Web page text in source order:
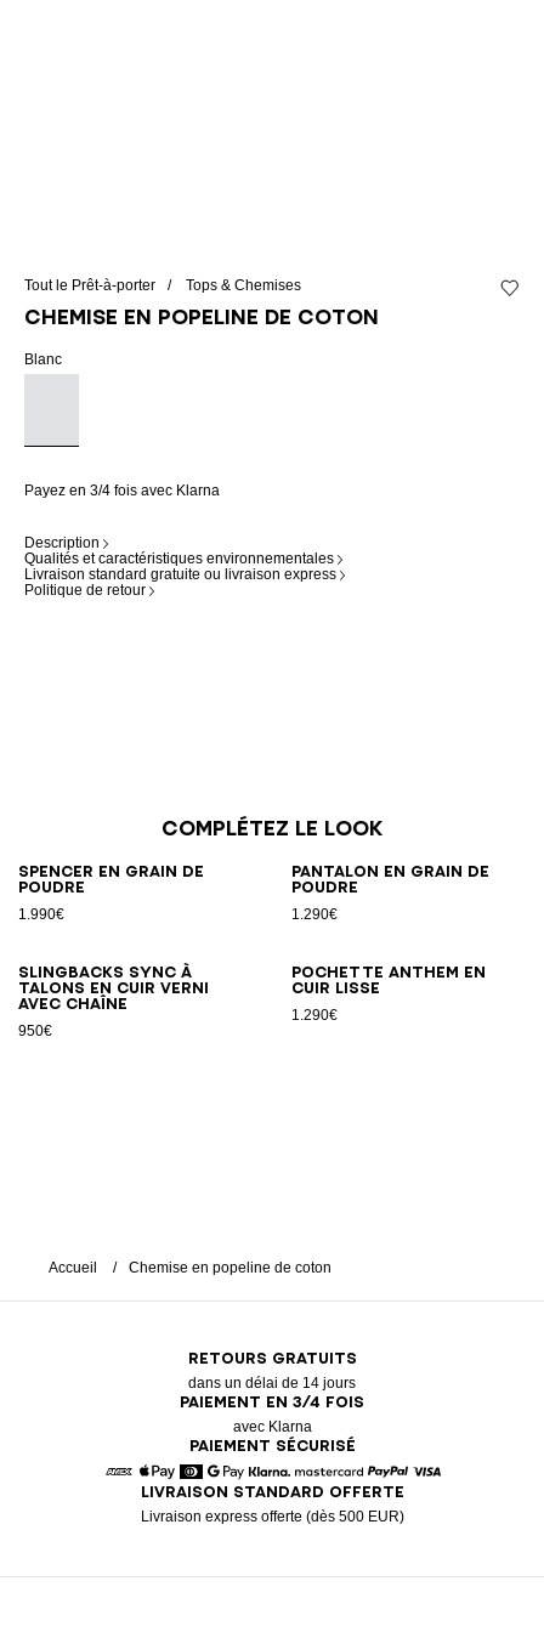
Tout le Prêt-à-porter Tops & Chemises
Chemise en popeline de coton
Blanc
Payez en 3/4 fois avec Klarna
Description
Qualités et caractéristiques environnementales
Livraison standard gratuite ou livraison express
Politique de retour
Complétez le look
Spencer en grain de
poudre
1.990€
Pantalon en grain de
poudre
1.290€
Slingbacks Sync à
talons en cuir verni
avec chaîne
950€
Pochette Anthem en
cuir lisse
1.290€
Accueil Chemise en popeline de coton
RETOURS GRATUITS
dans un délai de 14 jours
PAIEMENT EN 3/4 FOIS
avec Klarna
PAIEMENT SÉCURISÉ
American Express
Apple Pay
DinersGoogle Pay
Klarna MastercardPaypal
LIVRAISON STANDARD OFFERTE
Livraison express offerte (dès 500 EUR)